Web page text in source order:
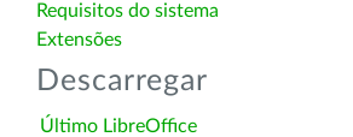
Requisitos do sistema
Extensões
Descarregar
Último LibreOffice